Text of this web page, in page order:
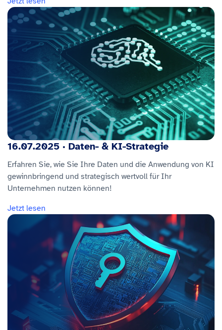
16.07.2025 · Daten- & KI-Strategie
Erfahren Sie, wie Sie Ihre Daten und die Anwendung von KI
gewinnbringend und strategisch wertvoll für Ihr
Unternehmen nutzen können!
Jetzt lesen